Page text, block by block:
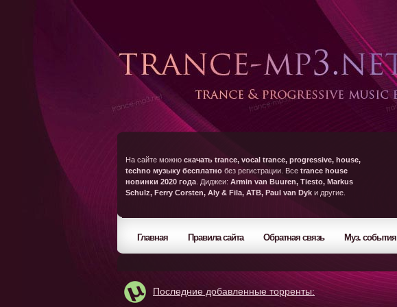
На сайте можно скачать trance, vocal trance, progressive, house,
techno музыку бесплатно без регистрации. Все trance house
новинки 2020 года . Диджеи: Armin van Buuren, Tiesto, Markus
Schulz, Ferry Corsten, Aly & Fila, ATB, Paul van Dyk и другие.
Главная Правила сайта Обратная связь Муз. события
Последние добавленные торренты: